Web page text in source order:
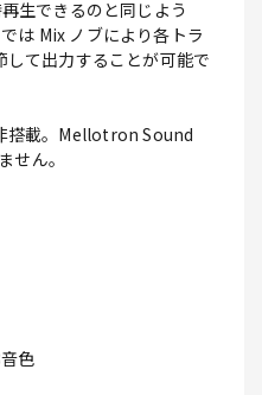
生できるのと同じよう
は Mix ノブにより各トラ
て出力することが可能で
搭載。Mellotron Sound
せん。
色